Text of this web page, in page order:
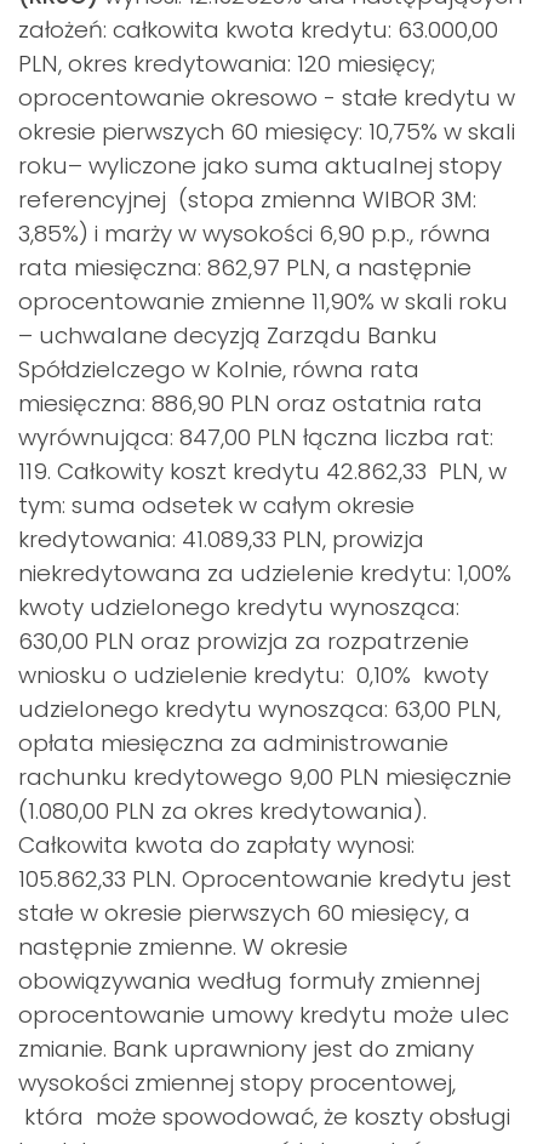
założeń: całkowita kwota kredytu: 63.000,00
PLN, okres kredytowania: 120 miesięcy;
oprocentowanie okresowo - stałe kredytu w
okresie pierwszych 60 miesięcy: 10,75% w skali
roku– wyliczone jako suma aktualnej stopy
referencyjnej (stopa zmienna WIBOR 3M:
3,85%) i marży w wysokości 6,90 p.p., równa
rata miesięczna: 862,97 PLN, a następnie
oprocentowanie zmienne 11,90% w skali roku
– uchwalane decyzją Zarządu Banku
Spółdzielczego w Kolnie, równa rata
miesięczna: 886,90 PLN oraz ostatnia rata
wyrównująca: 847,00 PLN łączna liczba rat:
119. Całkowity koszt kredytu 42.862,33 PLN, w
tym: suma odsetek w całym okresie
kredytowania: 41.089,33 PLN, prowizja
niekredytowana za udzielenie kredytu: 1,00%
kwoty udzielonego kredytu wynosząca:
630,00 PLN oraz prowizja za rozpatrzenie
wniosku o udzielenie kredytu: 0,10% kwoty
udzielonego kredytu wynosząca: 63,00 PLN,
opłata miesięczna za administrowanie
rachunku kredytowego 9,00 PLN miesięcznie
(1.080,00 PLN za okres kredytowania).
Całkowita kwota do zapłaty wynosi:
105.862,33 PLN. Oprocentowanie kredytu jest
stałe w okresie pierwszych 60 miesięcy, a
następnie zmienne. W okresie
obowiązywania według formuły zmiennej
oprocentowanie umowy kredytu może ulec
zmianie. Bank uprawniony jest do zmiany
wysokości zmiennej stopy procentowej,
która może spowodować, że koszty obsługi